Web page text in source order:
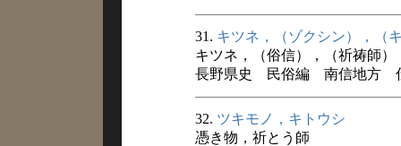
31. キツネ，（ゾクシン），（
キツネ，（俗信），（祈祷師）
長野県史 民俗編 南信地方
32. ツキモノ，キトウシ
憑き物，祈とう師